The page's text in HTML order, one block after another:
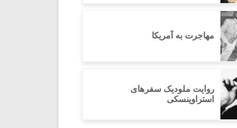
مهاجرت به آمریکا
روایت ملودیک سفرهای
استراوینسکی